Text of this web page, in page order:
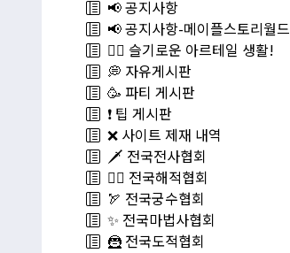
📢 공지사항
📢 공지사항-메이플스토리월드
💁‍♂ 슬기로운 아르테일 생활!
💭 자유게시판
🥳 파티 게시판
❗️ 팁 게시판
❌ 사이트 제재 내역
🗡️ 전국전사협회
🏴‍☠️ 전국해적협회
🏹 전국궁수협회
✨ 전국마법사협회
🦹 전국도적협회